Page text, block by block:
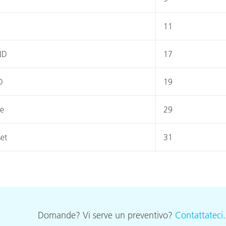
11
17
19
29
31
Domande? Vi serve un preventivo? Contattateci.